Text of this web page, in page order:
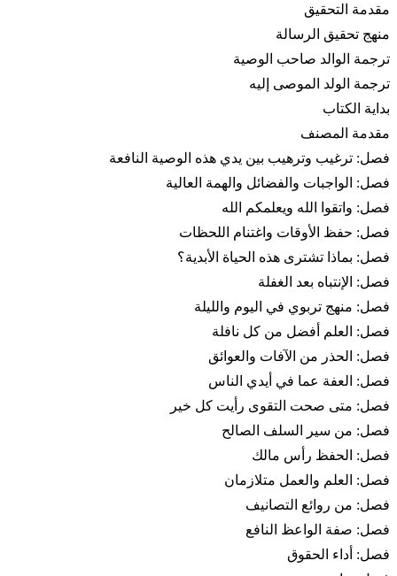
مقدمة التحقيق
منهج تحقيق الرسالة
ترجمة الوالد صاحب الوصية
ترجمة الولد الموصى إليه
بداية الكتاب
مقدمة المصنف
فصل: ترغيب وترهيب بين يدي هذه الوصية النافعة
فصل: الواجبات والفضائل والهمة العالية
فصل: واتقوا الله ويعلمكم الله
فصل: حفظ الأوقات واغتنام اللحظات
فصل: بماذا تشترى هذه الحياة الأبدية؟
فصل: الإنتباه بعد الغفلة
فصل: منهج تربوي في اليوم والليلة
فصل: العلم أفضل من كل نافلة
فصل: الحذر من الآفات والعوائق
فصل: العفة عما في أيدي الناس
فصل: متى صحت التقوى رأيت كل خير
فصل: من سير السلف الصالح
فصل: الحفظ رأس مالك
فصل: العلم والعمل متلازمان
فصل: من روائع التصانيف
فصل: صفة الواعظ النافع
فصل: أداء الحقوق